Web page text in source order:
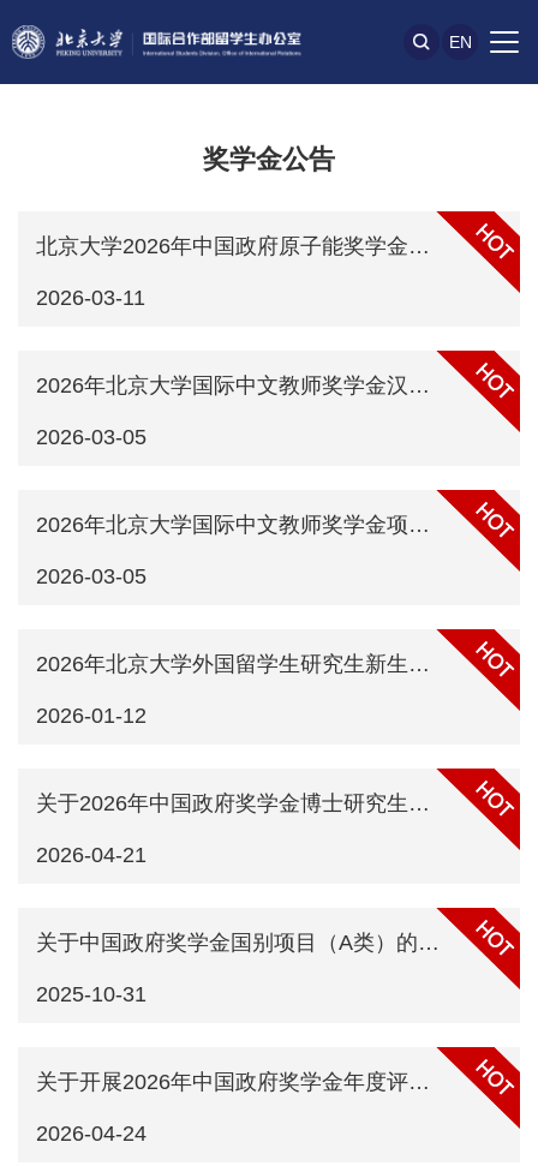
EN
奖学金公告
北京大学2026年中国政府原子能奖学金项目招生简章
2026-03-11
2026年北京大学国际中文教师奖学金汉语国际教育专业硕士研究生项目申请通知
2026-03-05
2026年北京大学国际中文教师奖学金项目申请通知——普通进修/预科
2026-03-05
2026年北京大学外国留学生研究生新生系列奖学金申请通知
2026-01-12
关于2026年中国政府奖学金博士研究生申请延长奖学金期限的通知
2026-04-21
关于中国政府奖学金国别项目（A类）的申请通知
2025-10-31
关于开展2026年中国政府奖学金年度评审工作的通知
2026-04-24